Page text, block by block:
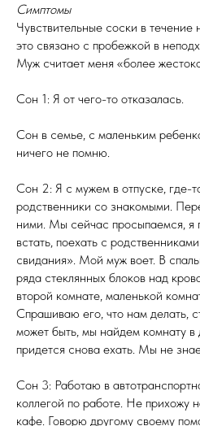
Симптомы
Чувствительные соски в
это связано с пробежкой в
Муж считает меня «более
Сон 1: Я от чего-то отказалась.
Сон в семье, с маленьким
ничего не помню.
Сон 2: Я с мужем в отпуске, где-
родственники со знакомыми.
ними. Мы сейчас просыпаемся, я
встать, поехать с
свидания». Мой муж воет. В
ряда стеклянных блоков над
второй комнате, маленькой
Спрашиваю его, что нам делать,
может быть, мы найдем комнату в
придется снова ехать. Мы не
Сон 3: Работаю в
коллегой по работе. Не прихожу
кафе. Говорю другому своему